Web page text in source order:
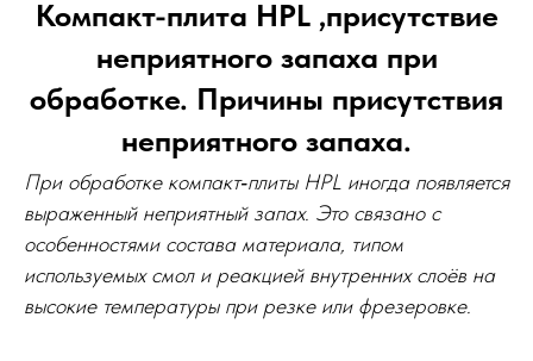
Компакт-плита HPL ,присутствие
неприятного запаха при
обработке. Причины присутствия
неприятного запаха.
При обработке компакт‑плиты HPL иногда появляется
выраженный неприятный запах. Это связано с
особенностями состава материала, типом
используемых смол и реакцией внутренних слоёв на
высокие температуры при резке или фрезеровке.